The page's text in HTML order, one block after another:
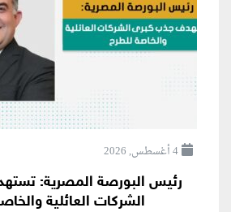
4 أغسطس, 2026
رئيس البورصة المصرية:
الشركات العائلية